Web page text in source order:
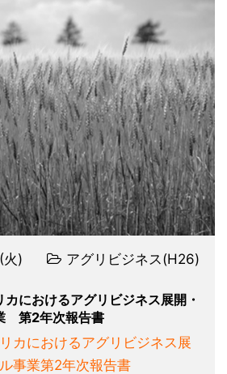
) アグリビジネス(H26)
におけるアグリビジネス展開・
第2年次報告書
カにおけるアグリビジネス展
事業第2年次報告書